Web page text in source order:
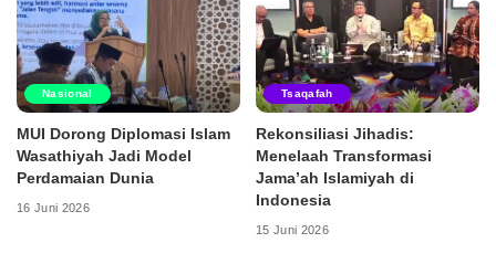
Nasional
MUI Dorong Diplomasi Islam
Wasathiyah Jadi Model
Perdamaian Dunia
16 Juni 2026
Tsaqafah
Rekonsiliasi Jihadis:
Menelaah Transformasi
Jama’ah Islamiyah di
Indonesia
15 Juni 2026